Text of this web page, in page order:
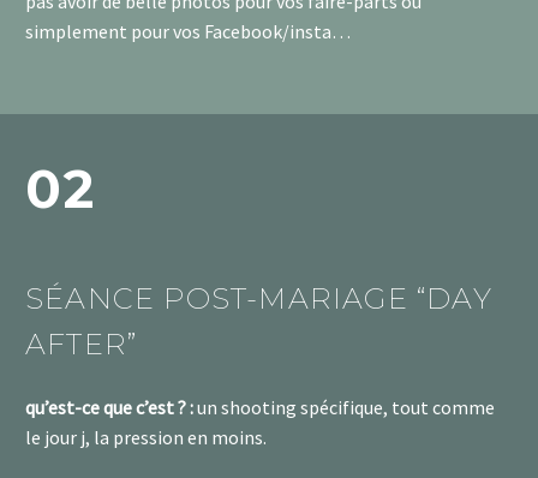
simplement pour vos Facebook/insta…
02
SÉANCE POST-MARIAGE “DAY
AFTER”
qu’est-ce que c’est ? :un shooting spécifique, tout comme
le jour j, la pression en moins.